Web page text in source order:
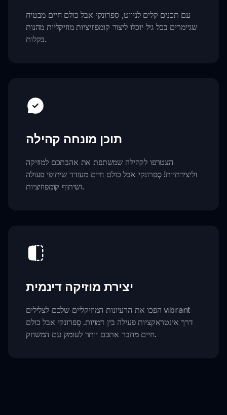
עם תכנים קלים לניווט, סְפרונקי אבל כולם חיים מבטיח
שגיימרים בכל גיל יוכלו ליצור קומפוזיציות מוזיקליות מהנות
בקלות.
תוכן מונחה קהילה
הצטרפו לקהילה שמשתפת את אהבתכם למוזיקה
וליצירתיות! סְפרונקי אבל כולם חיים מעודד שיתופי פעולה
ושיתוף קומפוזיציות.
יצירת מוזיקה דינמית
הפכו את הרעיונות המוזיקליים שלכם לצלילים vibrant
דרך אינטראקציות פעילה בין דמויות. סְפרונקי אבל כולם
חיים מחבר אתכם יותר לעומק עם המשחק.